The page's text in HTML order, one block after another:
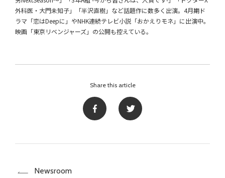
外科医・大門未知子」「半沢直樹」など話題作に数多く出演。4月期ド
ラマ「恋はDeepに」やNHK連続テレビ小説「おかえりモネ」に出演中。
映画「東京リベンジャーズ」の公開も控えている。
Share this article
Newsroom